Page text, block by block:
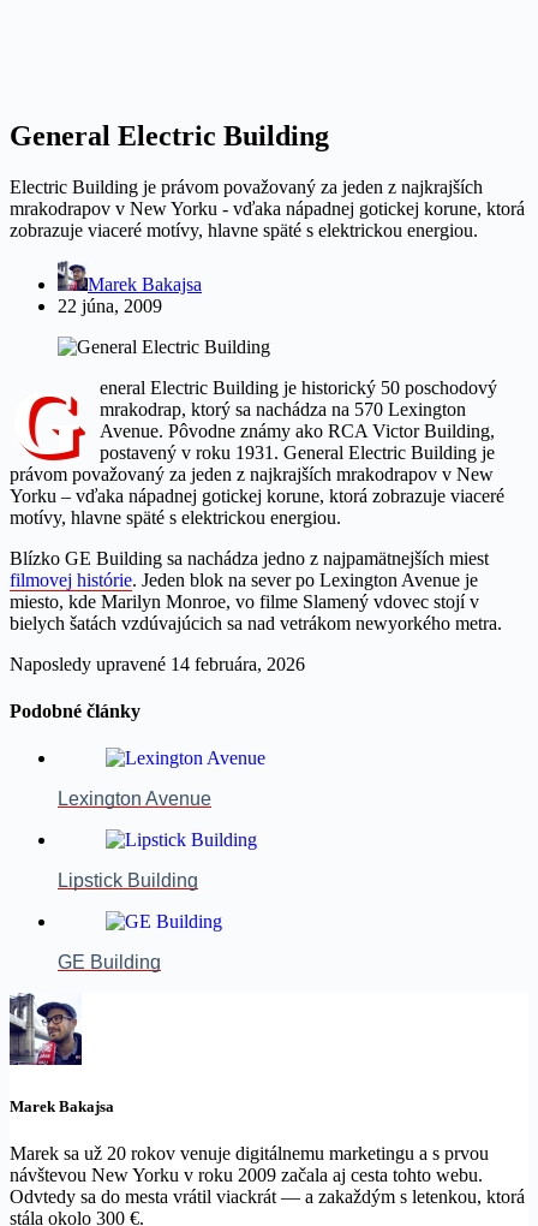
General Electric Building
Electric Building je právom považovaný za jeden z najkrajších
mrakodrapov v New Yorku - vďaka nápadnej gotickej korune, ktorá
zobrazuje viaceré motívy, hlavne späté s elektrickou energiou.
Marek Bakajsa
22 júna, 2009
G
eneral Electric Building je historický 50 poschodový
mrakodrap, ktorý sa nachádza na 570 Lexington
Avenue. Pôvodne známy ako RCA Victor Building,
postavený v roku 1931. General Electric Building je
právom považovaný za jeden z najkrajších mrakodrapov v New
Yorku – vďaka nápadnej gotickej korune, ktorá zobrazuje viaceré
motívy, hlavne späté s elektrickou energiou.
Blízko GE Building sa nachádza jedno z najpamätnejších miest
filmovej histórie. Jeden blok na sever po Lexington Avenue je
miesto, kde Marilyn Monroe, vo filme Slamený vdovec stojí v
bielych šatách vzdúvajúcich sa nad vetrákom newyorkého metra.
Naposledy upravené 14 februára, 2026
Podobné články
Lexington Avenue
Lipstick Building
GE Building
Marek Bakajsa
Marek sa už 20 rokov venuje digitálnemu marketingu a s prvou
návštevou New Yorku v roku 2009 začala aj cesta tohto webu.
Odvtedy sa do mesta vrátil viackrát — a zakaždým s letenkou, ktorá
stála okolo 300 €.